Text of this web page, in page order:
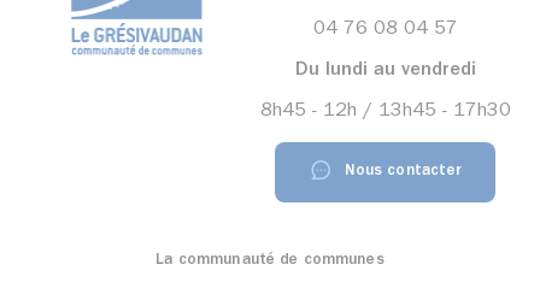
04 76 08 04 57
Du lundi au vendredi
8h45 - 12h / 13h45 - 17h30
Nous contacter
La communauté de communes